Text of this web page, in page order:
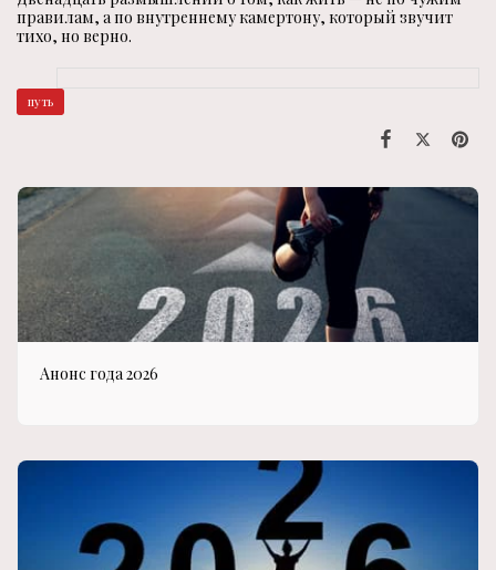
правилам, а по внутреннему камертону, который звучит
тихо, но верно.
путь
Анонс года 2026